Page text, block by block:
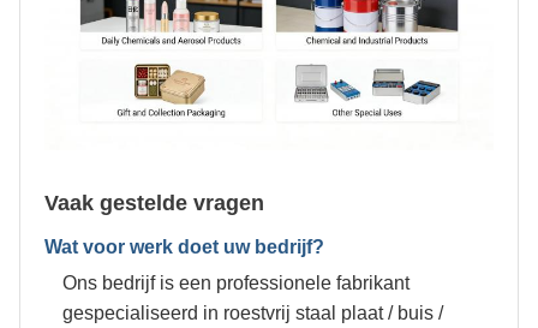
Vaak gestelde vragen
Wat voor werk doet uw bedrijf?
Ons bedrijf is een professionele fabrikant
gespecialiseerd in roestvrij staal plaat / buis /